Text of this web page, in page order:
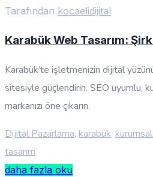
Tarafından kocaelidijital
Karabük Web Tasarım:
Karabük’te işletmenizin dijital
sitesiyle güçlendirin. SEO uyumlu,
markanızı öne çıkarın.
Dijital Pazarlama, karabük,
tasarım
daha fazla oku